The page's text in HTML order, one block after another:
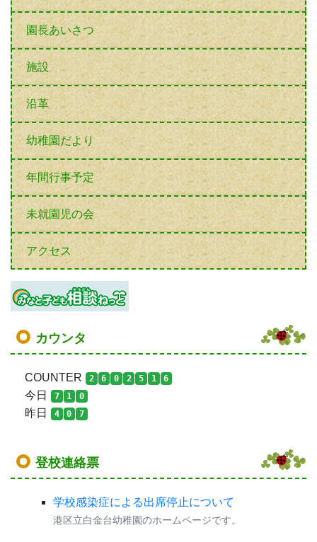
園長あいさつ
施設
沿革
幼稚園だより
年間行事予定
未就園児の会
アクセス
カウンタ
COUNTER 2 6 0 2 5 1 6
今日 7 1 0
昨日 4 0 7
登校連絡票
学校感染症による出席停止について
港区立白金台幼稚園のホームページです。